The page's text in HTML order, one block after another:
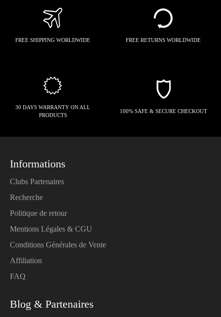
FREE SHIPPING WORLDWIDE FREE RETURNS WORLDWIDE
30 DAYS WARRANTY ON ALL
PRODUCTS
100% SAFE & SECURE CHECKOUT
Informations
Clubs Partenaires
Recherche
Politique de retour
Mentions Légales & CGU
Conditions Générales de Vente
Affiliation
FAQ
Blog & Partenaires